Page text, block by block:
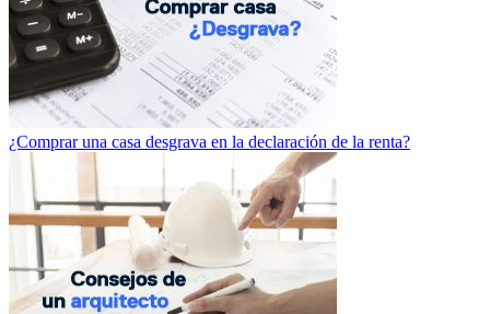
¿Comprar una casa desgrava en la declaración de la renta?